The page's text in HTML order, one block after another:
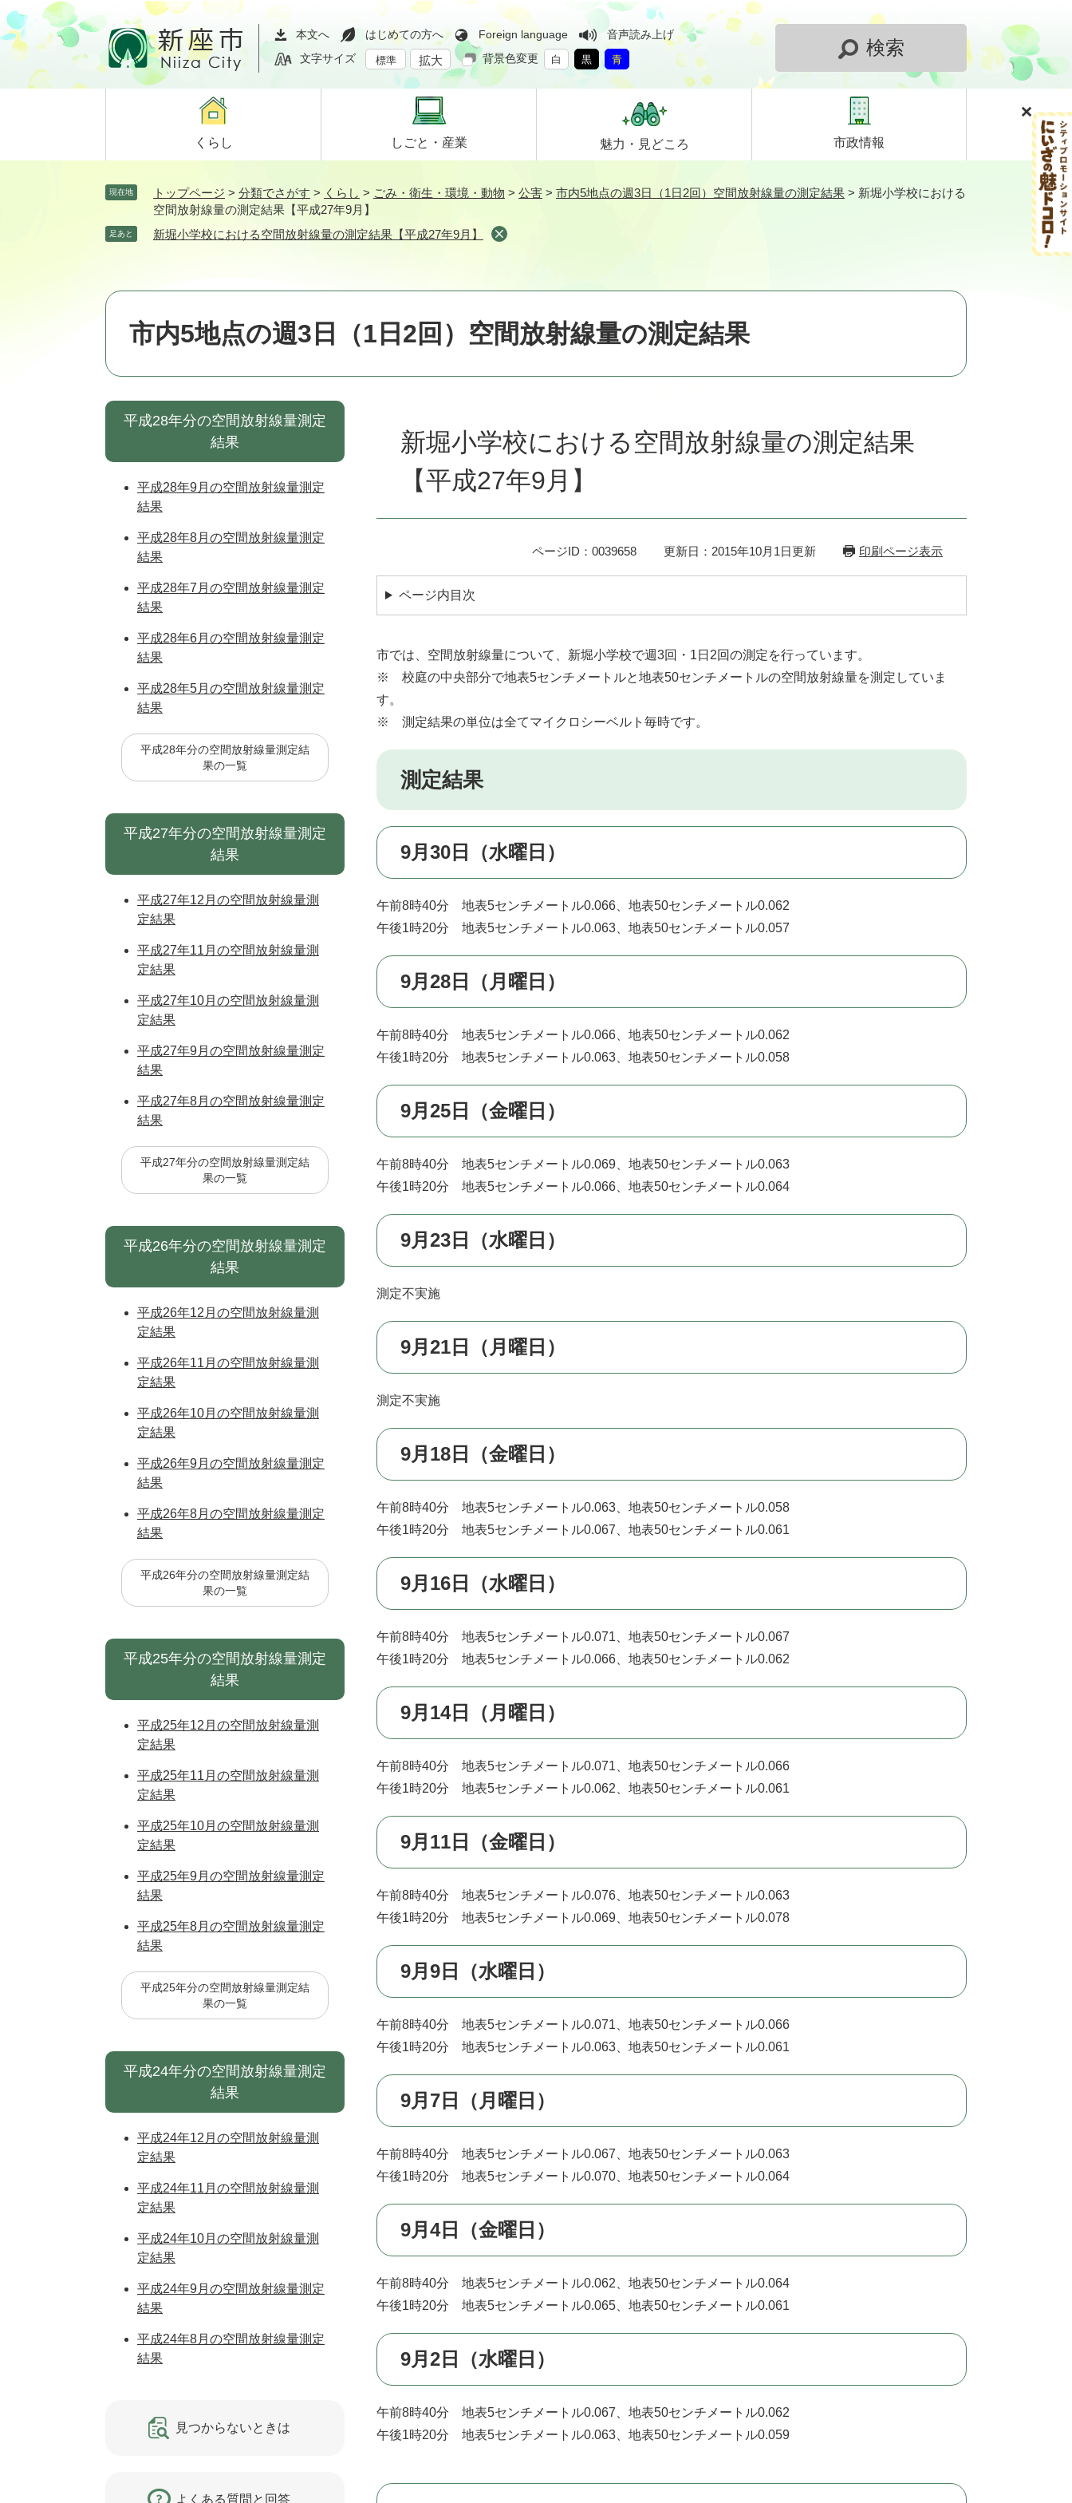
ペ
ー
ジ
メ
ニ
ュ
て
本文へ はじめての方へ Foreign language
音声読み上げ
文字サイズ
標準 拡大 背景色変更 白 黒 青
検索
くらし しごと・ 産業 魅力・ 見どころ 市政情報
現在地 トップページ > 分類でさがす > くらし > ごみ・衛生・環境・動物 > 公害 > 市内5地点の週3日（1日2回）空間放射線量の測定結果 > 新堀小学校における
空間放射線量の測定結果【平成27年9月】
足あと 新堀小学校における空間放射線量の測定結果【平成27年9月】
市内5地点の週3日（1日2回）空間放射線量の測定結果
新堀小学校における空間放射線量の測定結果
【平成27年9月】
ページID：0039658 更新日：2015年10月1日更新 印刷ページ表示
ページ内目次
市では、空間放射線量について、新堀小学校で週3回・1日2回の測定を行っています。
※ 校庭の中央部分で地表5センチメートルと地表50センチメートルの空間放射線量を測定していま
す。
※ 測定結果の単位は全てマイクロシーベルト毎時です。
測定結果
9月30日（水曜日）
午前8時40分 地表5センチメートル0.066、地表50センチメートル0.062
午後1時20分 地表5センチメートル0.063、地表50センチメートル0.057
9月28日（月曜日）
午前8時40分 地表5センチメートル0.066、地表50センチメートル0.062
午後1時20分 地表5センチメートル0.063、地表50センチメートル0.058
9月25日（金曜日）
午前8時40分 地表5センチメートル0.069、地表50センチメートル0.063
午後1時20分 地表5センチメートル0.066、地表50センチメートル0.064
9月23日（水曜日）
測定不実施
9月21日（月曜日）
測定不実施
9月18日（金曜日）
午前8時40分 地表5センチメートル0.063、地表50センチメートル0.058
午後1時20分 地表5センチメートル0.067、地表50センチメートル0.061
9月16日（水曜日）
午前8時40分 地表5センチメートル0.071、地表50センチメートル0.067
午後1時20分 地表5センチメートル0.066、地表50センチメートル0.062
9月14日（月曜日）
午前8時40分 地表5センチメートル0.071、地表50センチメートル0.066
午後1時20分 地表5センチメートル0.062、地表50センチメートル0.061
9月11日（金曜日）
午前8時40分 地表5センチメートル0.076、地表50センチメートル0.063
午後1時20分 地表5センチメートル0.069、地表50センチメートル0.078
9月9日（水曜日）
午前8時40分 地表5センチメートル0.071、地表50センチメートル0.066
午後1時20分 地表5センチメートル0.063、地表50センチメートル0.061
9月7日（月曜日）
午前8時40分 地表5センチメートル0.067、地表50センチメートル0.063
午後1時20分 地表5センチメートル0.070、地表50センチメートル0.064
9月4日（金曜日）
午前8時40分 地表5センチメートル0.062、地表50センチメートル0.064
午後1時20分 地表5センチメートル0.065、地表50センチメートル0.061
9月2日（水曜日）
午前8時40分 地表5センチメートル0.067、地表50センチメートル0.062
午後1時20分 地表5センチメートル0.063、地表50センチメートル0.059
平成28年分の空間放射線量測定
結果
平成28年9月の空間放射線量測定
結果
平成28年8月の空間放射線量測定
結果
平成28年7月の空間放射線量測定
結果
平成28年6月の空間放射線量測定
結果
平成28年5月の空間放射線量測定
結果
平成28年分の空間放射線量測定結
果の一覧
平成27年分の空間放射線量測定
結果
平成27年12月の空間放射線量測
定結果
平成27年11月の空間放射線量測
定結果
平成27年10月の空間放射線量測
定結果
平成27年9月の空間放射線量測定
結果
平成27年8月の空間放射線量測定
結果
平成27年分の空間放射線量測定結
果の一覧
平成26年分の空間放射線量測定
結果
平成26年12月の空間放射線量測
定結果
平成26年11月の空間放射線量測
定結果
平成26年10月の空間放射線量測
定結果
平成26年9月の空間放射線量測定
結果
平成26年8月の空間放射線量測定
結果
平成26年分の空間放射線量測定結
果の一覧
平成25年分の空間放射線量測定
結果
平成25年12月の空間放射線量測
定結果
平成25年11月の空間放射線量測
定結果
平成25年10月の空間放射線量測
定結果
平成25年9月の空間放射線量測定
結果
平成25年8月の空間放射線量測定
結果
平成25年分の空間放射線量測定結
果の一覧
平成24年分の空間放射線量測定
結果
平成24年12月の空間放射線量測
定結果
平成24年11月の空間放射線量測
定結果
平成24年10月の空間放射線量測
定結果
平成24年9月の空間放射線量測定
結果
平成24年8月の空間放射線量測定
結果
見つからないときは
よくある質問と回答